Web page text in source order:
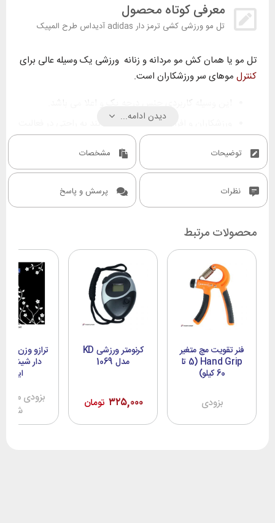
معرفی کوتاه محصول
تل مو ورزشی کشی ترمز دار adidas آدیداس طرح المپیک
تل مو یا همان کش مو مردانه و زنانه ورزشی یک وسیله عالی برای
کنترل موهای سر ورزشکاران است.
این وسیله کاربردی جنس درجه یک و اعلا می باشد.
ورزشکاران و افراد غیر ورزشکار می توانند به راحتی در فعالیت
های روزمره و ورزشی از این تل استفاده کنند.
با توجه به سایز عالی، این تل مو به عنوان کش مو پسرانه و
دخترانه نیز مورد استفاده قرا میگیرد.
دیدن ادامه...
توضیحات مشخصات
نظرات پرسش و پاسخ
محصولات مرتبط
فنر تقویت مچ متغیر
Hand Grip (5 تا
60 کیلو)
بزودی
کرنومتر ورزشی KD
مدل 1069
تومان ۳۲۵,۰۰۰
ترازو وزن
دار شیشه
ایرانی
بزودی
شود!